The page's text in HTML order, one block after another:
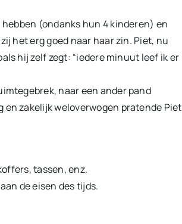
(ondanks hun 4 kinderen) en
het erg goed naar haar zin. Piet, nu
hij zelf zegt: “iedere minuut leef ik er
naar een ander pand
zakelijk weloverwogen pratende Piet
tassen, enz.
de eisen des tijds.